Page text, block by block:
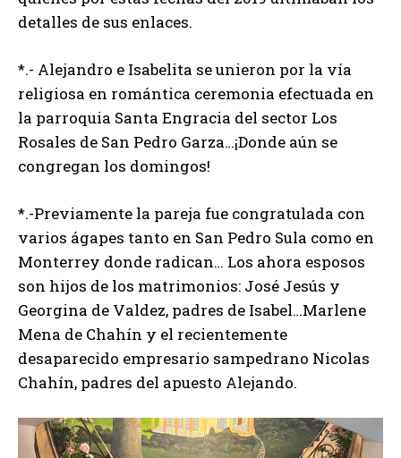
detalles de sus enlaces.
*.- Alejandro e Isabelita se unieron por la vía
religiosa en romántica ceremonia efectuada en
la parroquia Santa Engracia del sector Los
Rosales de San Pedro Garza…¡Donde aún se
congregan los domingos!
*.-Previamente la pareja fue congratulada con
varios ágapes tanto en San Pedro Sula como en
Monterrey donde radican… Los ahora esposos
son hijos de los matrimonios: José Jesús y
Georgina de Valdez, padres de Isabel…Marlene
Mena de Chahín y el recientemente
desaparecido empresario sampedrano Nicolas
Chahín, padres del apuesto Alejando.